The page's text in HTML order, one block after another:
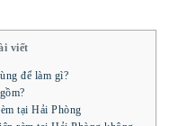
viết
để làm gì?
tại Hải Phòng